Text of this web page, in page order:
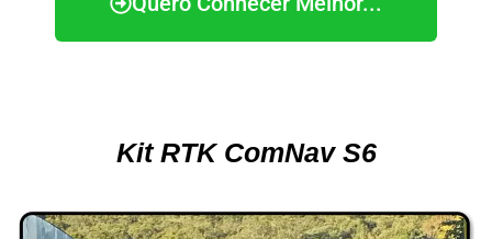
Kit RTK ComNav S6